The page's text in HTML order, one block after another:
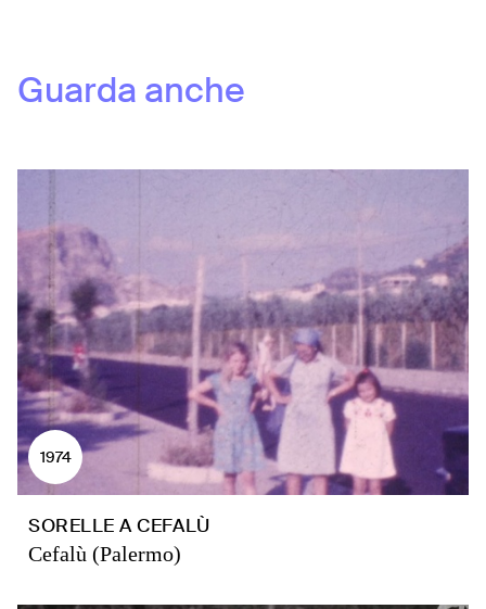
Guarda anche
1974
SORELLE A CEFALÙ
Cefalù (Palermo)